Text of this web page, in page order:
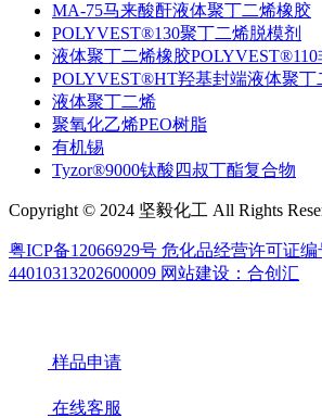
MA-75马来酸酐液体聚丁二烯橡胶
POLYVEST®130聚丁二烯脱模剂
液体聚丁二烯橡胶
POLYVEST®HT羟基封端液体聚丁
液体聚丁二烯
聚氧化乙烯PEO树脂
有机锡
Tyzor®9000钛酸四叔丁酯复合物
Copyright © 2024 坚毅化工 All Rights
粤ICP备12066929号 危化品经营许可证编
44010313202600009 网站建设：合创汇
样品申请
在线客服